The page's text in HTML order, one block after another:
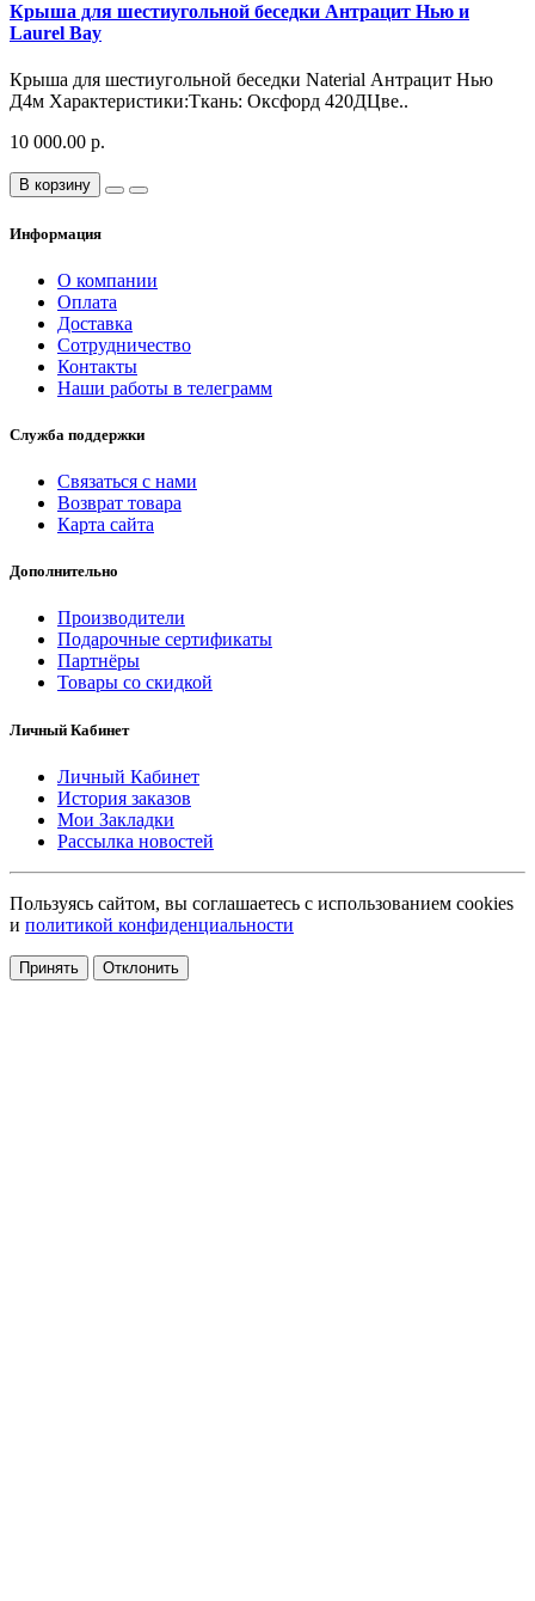
Крыша для шестиугольной беседки Антрацит Нью и
Laurel Bay
Крыша для шестиугольной беседки Naterial Антрацит Нью
Д4м Характеристики:Ткань: Оксфорд 420ДЦве..
10 000.00 р.
В корзину
Информация
О компании
Оплата
Доставка
Сотрудничество
Контакты
Наши работы в телеграмм
Служба поддержки
Связаться с нами
Возврат товара
Карта сайта
Дополнительно
Производители
Подарочные сертификаты
Партнёры
Товары со скидкой
Личный Кабинет
Личный Кабинет
История заказов
Мои Закладки
Рассылка новостей
Пользуясь сайтом, вы соглашаетесь с использованием cookies
и политикой конфиденциальности
Принять Отклонить